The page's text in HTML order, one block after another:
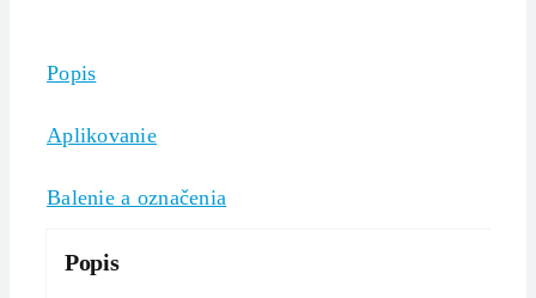
Popis
Aplikovanie
Balenie a označenia
Popis